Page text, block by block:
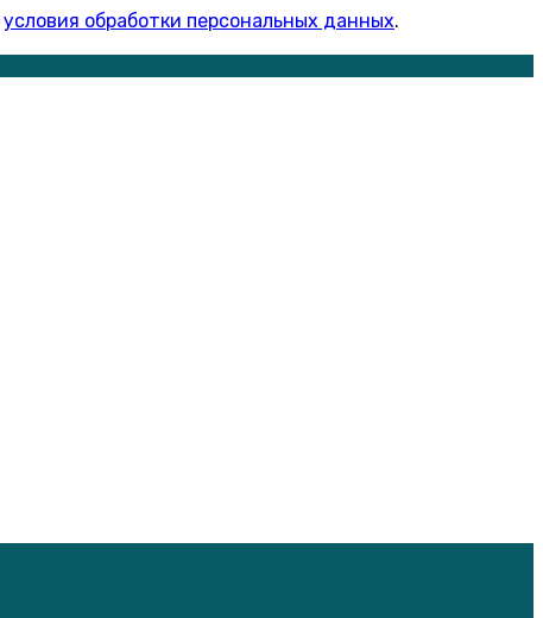
условия обработки персональных данных.